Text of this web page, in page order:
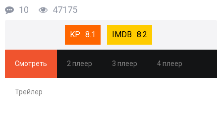
10 47175
8.1 8.2
Смотреть 2 плеер 3 плеер 4 плеер
Трейлер